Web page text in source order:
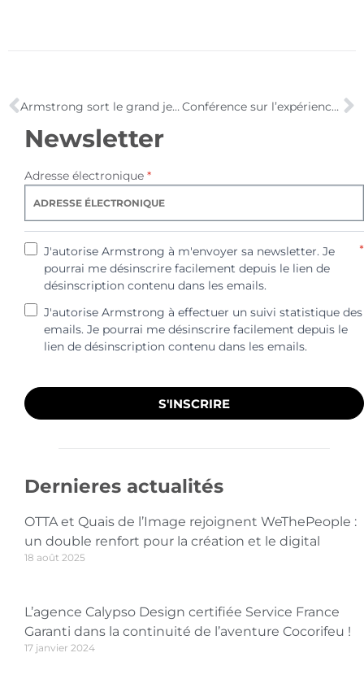
Armstrong sort le grand jeu avec Dargaud Conférence sur l’expérience client
Newsletter
Adresse électronique *
J'autorise Armstrong à m'envoyer sa newsletter. Je
pourrai me désinscrire facilement depuis le lien de
désinscription contenu dans les emails.
*
J'autorise Armstrong à effectuer un suivi statistique des
emails. Je pourrai me désinscrire facilement depuis le
lien de désinscription contenu dans les emails.
S'INSCRIRE
Dernieres actualités
OTTA et Quais de l’Image rejoignent WeThePeople :
un double renfort pour la création et le digital
18 août 2025
L’agence Calypso Design certifiée Service France
Garanti dans la continuité de l’aventure Cocorifeu !
17 janvier 2024